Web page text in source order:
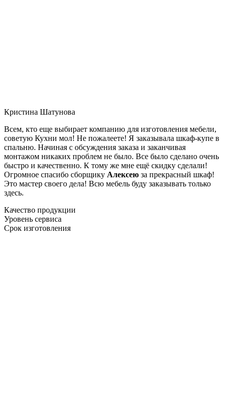
Кристина Шатунова
Всем, кто еще выбирает компанию для изготовления мебели,
советую Кухни мол! Не пожалеете! Я заказывала шкаф-купе в
спальню. Начиная с обсуждения заказа и заканчивая
монтажом никаких проблем не было. Все было сделано очень
быстро и качественно. К тому же мне ещё скидку сделали!
Огромное спасибо сборщику Алексею за прекрасный шкаф!
Это мастер своего дела! Всю мебель буду заказывать только
здесь.
Качество продукции
Уровень сервиса
Срок изготовления